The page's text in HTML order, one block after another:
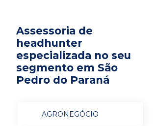
Assessoria de
headhunter
especializada no seu
segmento em São
Pedro do Paraná
AGRONEGÓCIO